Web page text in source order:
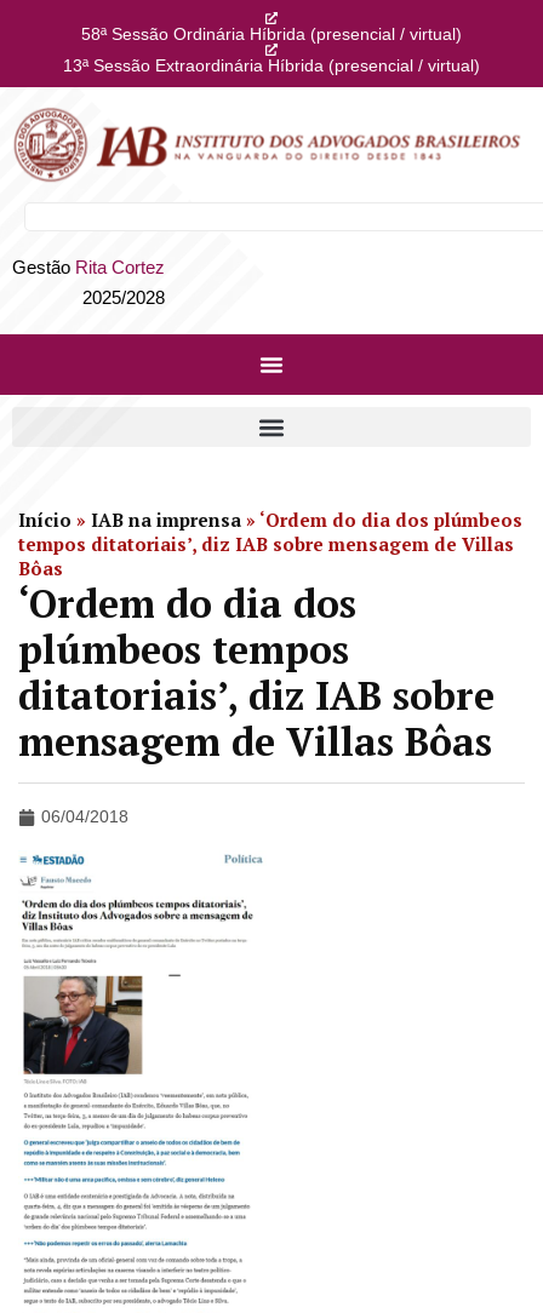
58ª Sessão Ordinária Híbrida (presencial / virtual)
13ª Sessão Extraordinária Híbrida (presencial / virtual)
Gestão Rita Cortez
2025/2028
Início » IAB na imprensa » ‘Ordem do dia dos plúmbeos
tempos ditatoriais’, diz IAB sobre mensagem de Villas
Bôas
‘Ordem do dia dos
plúmbeos tempos
ditatoriais’, diz IAB sobre
mensagem de Villas Bôas
06/04/2018